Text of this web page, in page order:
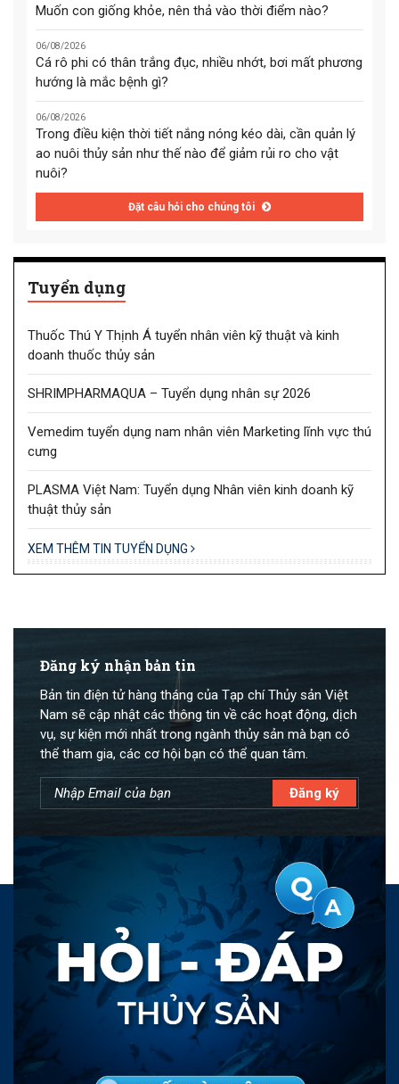
Muốn con giống khỏe, nên thả vào thời điểm nào?
06/08/2026
Cá rô phi có thân trắng đục, nhiều nhớt, bơi mất phương
hướng là mắc bệnh gì?
06/08/2026
Trong điều kiện thời tiết nắng nóng kéo dài, cần quản lý
ao nuôi thủy sản như thế nào để giảm rủi ro cho vật
nuôi?
Đặt câu hỏi cho chúng tôi
Tuyển dụng
Thuốc Thú Y Thịnh Á tuyển nhân viên kỹ thuật và kinh
doanh thuốc thủy sản
SHRIMPHARMAQUA – Tuyển dụng nhân sự 2026
Vemedim tuyển dụng nam nhân viên Marketing lĩnh vực thú
cưng
PLASMA Việt Nam: Tuyển dụng Nhân viên kinh doanh kỹ
thuật thủy sản
XEM THÊM TIN TUYỂN DỤNG
Đăng ký nhận bản tin
Bản tin điện tử hàng tháng của Tạp chí Thủy sản Việt
Nam sẽ cập nhật các thông tin về các hoạt động, dịch
vụ, sự kiện mới nhất trong ngành thủy sản mà bạn có
thể tham gia, các cơ hội bạn có thể quan tâm.